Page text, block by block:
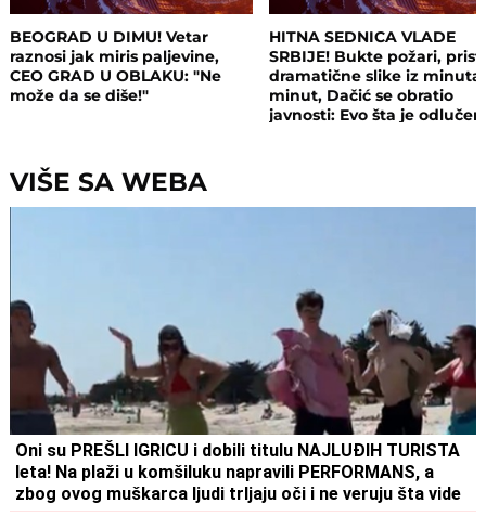
BEOGRAD U DIMU! Vetar
raznosi jak miris paljevine,
CEO GRAD U OBLAKU: "Ne
može da se diše!"
HITNA SEDNICA VLADE
SRBIJE! Bukte požari,
dramatične slike iz minuta
minut, Dačić se obratio
javnosti: Evo šta je
VIŠE SA WEBA
Oni su PREŠLI IGRICU i dobili titulu NAJLUĐIH TURISTA
leta! Na plaži u komšiluku napravili PERFORMANS, a
zbog ovog muškarca ljudi trljaju oči i ne veruju šta vide